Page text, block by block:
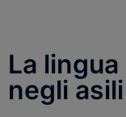
La
negli